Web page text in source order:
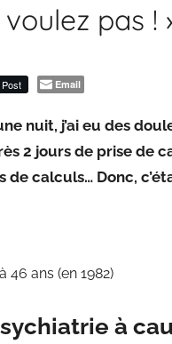
pas !
Post Email
nuit, j’ai eu des
2 jours de prise de
de calculs… Donc,
46 ans (en 1982)
à